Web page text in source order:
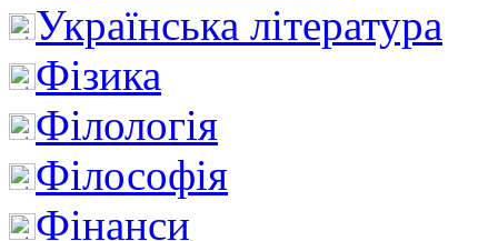
Українська література
Фізика
Філологія
Філософія
Фінанси